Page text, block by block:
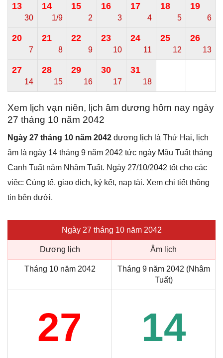
13
30
14
1/9
15
2
16
3
17
4
18
5
19
6
20
7
21
8
22
9
23
10
24
11
25
12
26
13
27
14
28
15
29
16
30
17
31
18
Xem lịch vạn niên, lịch âm dương hôm nay ngày
27 tháng 10 năm 2042
Ngày 27 tháng 10 năm 2042 dương lịch là Thứ Hai, lịch
âm là ngày 14 tháng 9 năm 2042 tức ngày Mậu Tuất tháng
Canh Tuất năm Nhâm Tuất. Ngày 27/10/2042 tốt cho các
việc: Cúng tế, giao dịch, ký kết, nạp tài. Xem chi tiết thông
tin bên dưới.
Ngày 27 tháng 10 năm 2042
Dương lịch Âm lịch
Tháng 10 năm 2042
Tháng 9 năm 2042 (Nhâm
Tuất)
27 14